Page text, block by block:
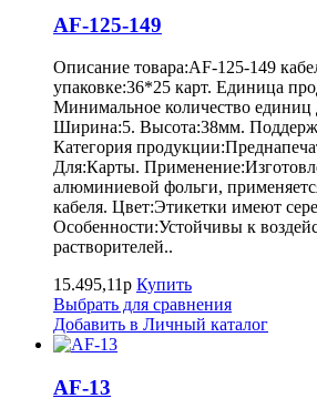
AF-125-149
Описание товара:AF-125-149
упаковке:36*25 карт. Единица
Минимальное количество единиц
Ширина:5. Высота:38мм.
Категория
Для:Карты.
алюминиевой фольги,
кабеля. Цвет:Этикетки имеют
Особенности:Устойчивы к
растворителей..
15.495,11р Купить
Выбрать для сравнения
Добавить в Личный каталог
AF-13